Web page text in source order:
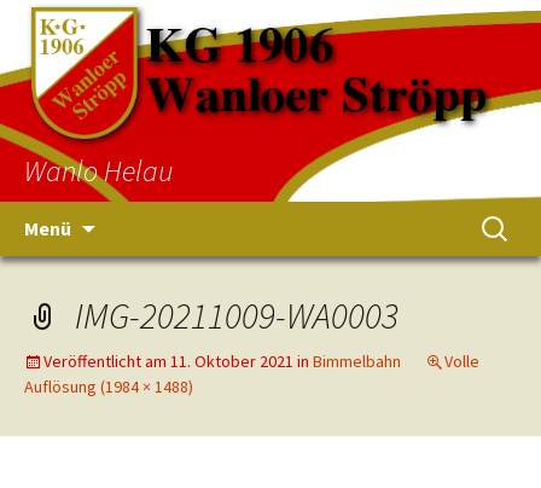
Wanlo Helau
Menü
IMG-20211009-WA0003
Veröffentlicht am 11. Oktober 2021 in Bimmelbahn
Volle
Auflösung (1984 × 1488)